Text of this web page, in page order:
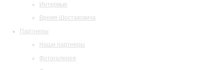
Интервью
Время Шостаковича
Партнеры
Наши партнеры
Фотогалерея